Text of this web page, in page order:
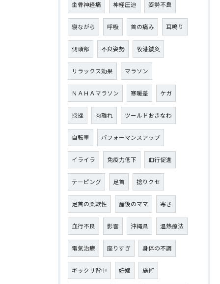
坐骨神経痛 神経圧迫 姿勢不良
寝ながら 呼吸 首の痛み 耳鳴り
側頭部 不良姿勢 牧港鍼灸
リラックス効果 マラソン
ＮＡＨＡマラソン 寒暖差 ケガ
捻挫 肉離れ ツールドおきなわ
自転車 パフォーマンスアップ
イライラ 免疫力低下 血行促進
テーピング 足首 捻りクセ
足首の柔軟性 産後のママ 寒さ
血行不良 影響 沖縄県 温熱療法
電気治療 座りすぎ 身体の不調
ギックリ背中 妊婦 施術